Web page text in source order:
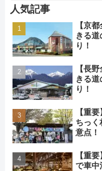
人気記事
【京
きる
り！
【長
きる
り！
【重
ちっく
意点！
【重
で車中